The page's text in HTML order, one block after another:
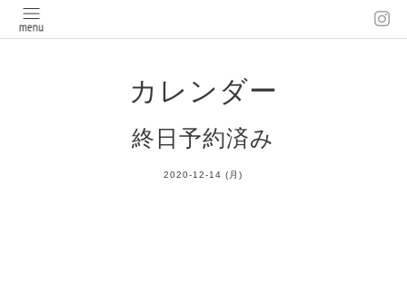
カレンダー
終日予約済み
2020-12-14 (月)